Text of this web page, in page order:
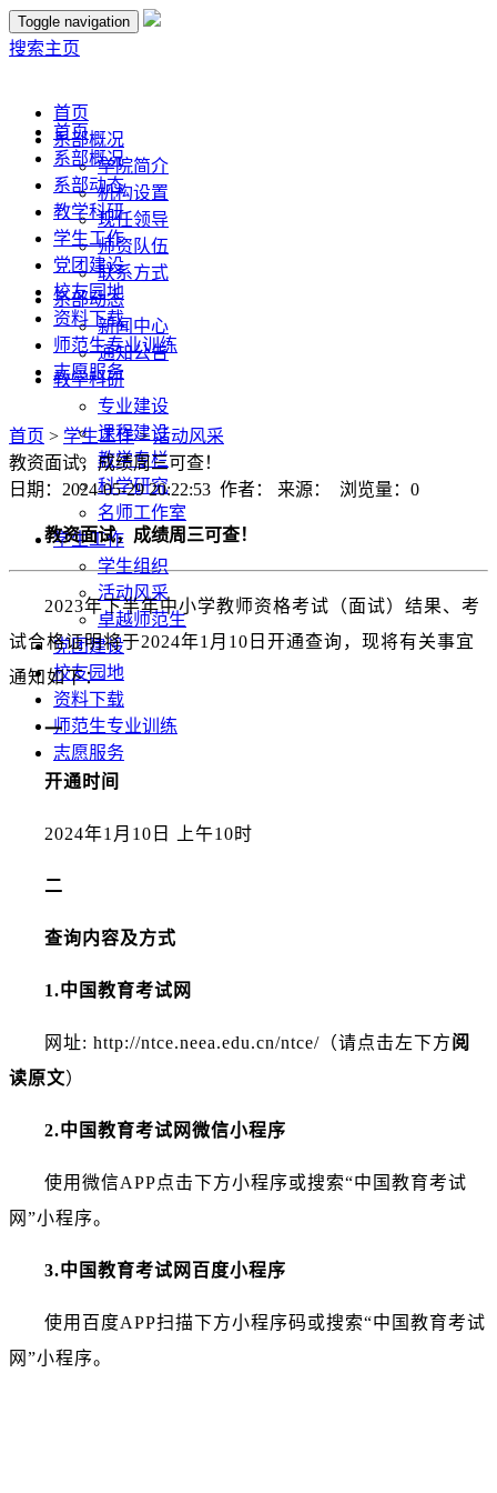
Toggle navigation
搜索主页
首页
系部概况
学院简介
机构设置
现任领导
师资队伍
联系方式
系部动态
新闻中心
通知公告
教学科研
专业建设
课程建设
教学专栏
科学研究
名师工作室
学生工作
学生组织
活动风采
卓越师范生
党团建设
校友园地
资料下载
师范生专业训练
志愿服务
首页
系部概况
系部动态
教学科研
学生工作
党团建设
校友园地
资料下载
师范生专业训练
志愿服务
首页 > 学生工作>活动风采
教资面试，成绩周三可查！
日期：2024-05-29 20:22:53 作者： 来源： 浏览量： 0
教资面试，成绩周三可查！
2023年下半年中小学教师资格考试（面试）结果、考
试合格证明将于2024年1月10日开通查询，现将有关事宜
通知如下：
一
开通时间
2024年1月10日 上午10时
二
查询内容及方式
1.中国教育考试网
网址: http://ntce.neea.edu.cn/ntce/（请点击左下方阅
读原文）
2.中国教育考试网微信小程序
使用微信APP点击下方小程序或搜索“中国教育考试
网”小程序。
3.中国教育考试网百度小程序
使用百度APP扫描下方小程序码或搜索“中国教育考试
网”小程序。